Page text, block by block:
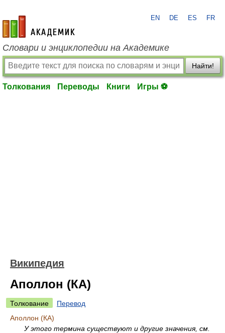
academic.ru
EN DE ES FR
Словари и энциклопедии на Академике
Найти!
Толкования Переводы Книги Игры ⚽
Википедия
Аполлон (КА)
Толкование
Перевод
Аполлон (КА)
У этого термина существуют и другие значения, см.